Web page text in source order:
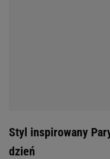
Styl inspirowany
dzień